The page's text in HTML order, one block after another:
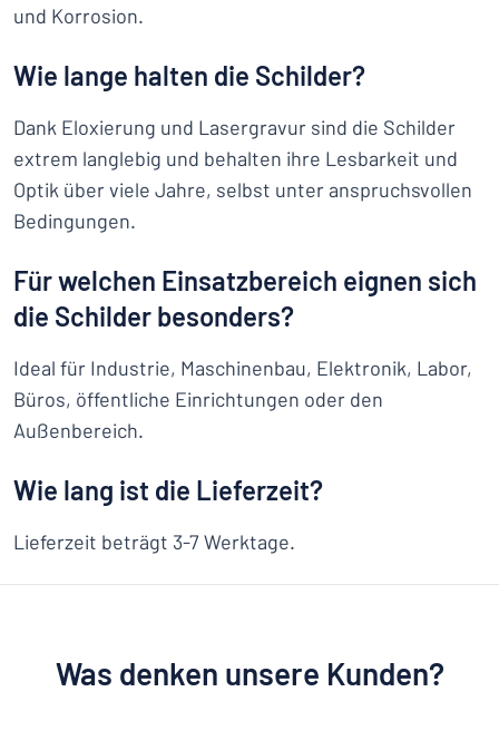
und Korrosion.
Wie lange halten die Schilder?
Dank Eloxierung und Lasergravur sind die Schilder
extrem langlebig und behalten ihre Lesbarkeit und
Optik über viele Jahre, selbst unter anspruchsvollen
Bedingungen.
Für welchen Einsatzbereich eignen sich
die Schilder besonders?
Ideal für Industrie, Maschinenbau, Elektronik, Labor,
Büros, öffentliche Einrichtungen oder den
Außenbereich.
Wie lang ist die Lieferzeit?
Lieferzeit beträgt 3-7 Werktage.
Was denken unsere Kunden?